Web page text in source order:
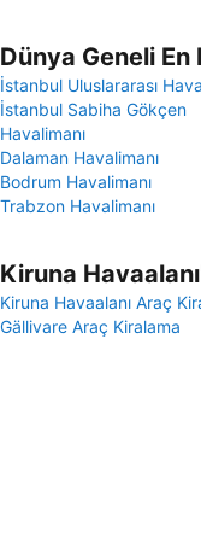
Dünya Geneli En
İstanbul Uluslararası
İstanbul Sabiha Gökçen
Havalimanı
Dalaman Havalimanı
Bodrum Havalimanı
Trabzon Havalimanı
Kiruna
Kiruna Havaalanı Araç
Gällivare Araç Kiralama